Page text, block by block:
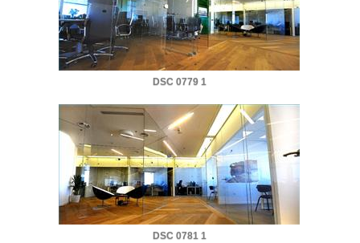
DSC 0779 1
DSC 0781 1